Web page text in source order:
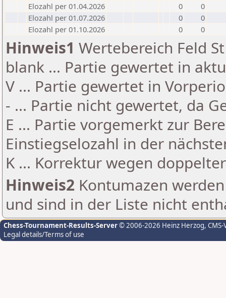
Elozahl per 01.04.2026
0
0
Elozahl per 01.07.2026
0
0
Elozahl per 01.10.2026
0 0
Hinweis1 Wertebereich Feld
blank ... Partie gewertet in
V ... Partie gewertet in
- ... Partie nicht gewertet, da
E ... Partie vorgemerkt zur
Einstiegselozahl in der
K ... Korrektur wegen
Hinweis2 Kontumazen
und sind in der Liste nicht
Chess-Tournament-Results-Server© 2006-2026 Heinz Herzog,
Legal details/Terms of use